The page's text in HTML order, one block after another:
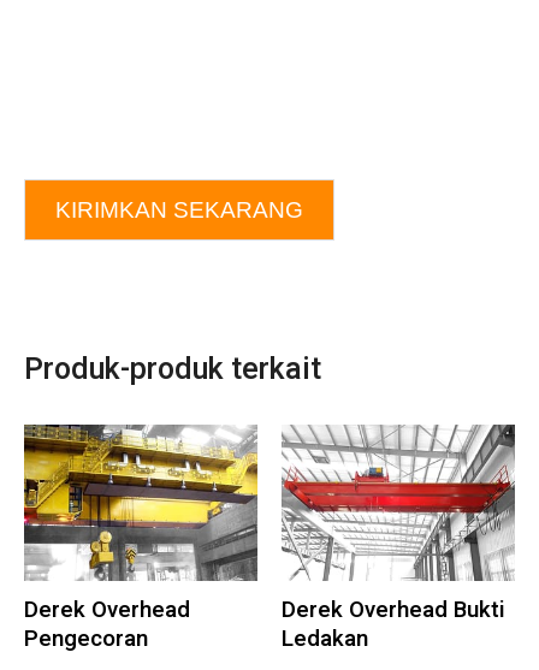
KIRIMKAN SEKARANG
Produk-produk terkait
Derek Overhead
Pengecoran
Derek Overhead Bukti
Ledakan